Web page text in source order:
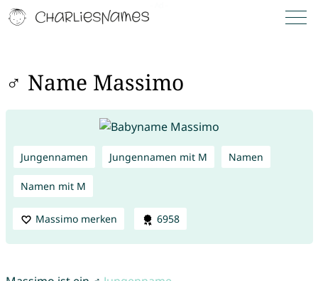
♂ Name Massimo
Jungennamen Jungennamen mit M Namen
Namen mit M
Massimo merken 6958